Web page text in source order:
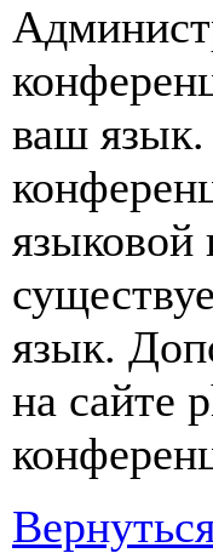
ваш язык.
языковой
язык.
на сайте